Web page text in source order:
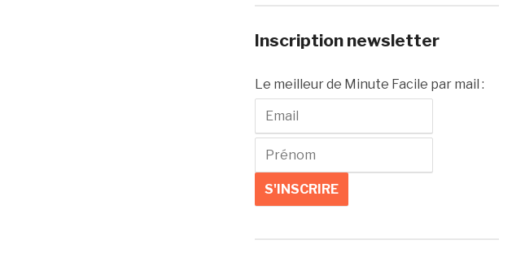
Inscription newsletter
Le meilleur de Minute Facile par mail :